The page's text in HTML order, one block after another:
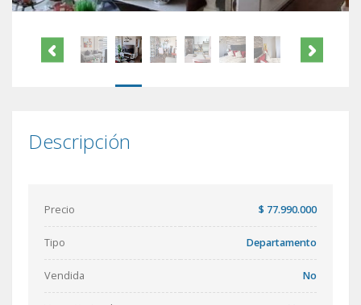
Descripción
Precio $ 77.990.000
Tipo Departamento
Vendida No